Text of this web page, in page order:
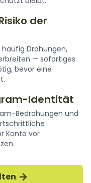
der
Drohungen,
— sofortiges
bevor eine
Identität
Bedrohungen und
Konto vor